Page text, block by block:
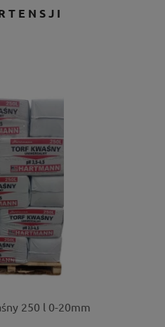
250 l 0-20mm